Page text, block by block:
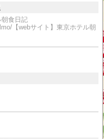
朝食日記
【webサイト】東京ホテル朝